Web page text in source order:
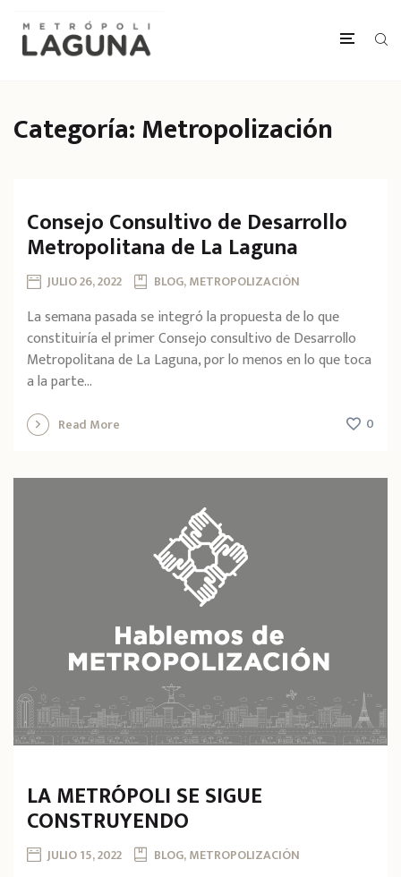
Categoría:Metropolización
Consejo Consultivo de Desarrollo
Metropolitana de La Laguna
JULIO 26, 2022 BLOG, METROPOLIZACIÓN
La semana pasada se integró la propuesta de lo que
constituiría el primer Consejo consultivo de Desarrollo
Metropolitana de La Laguna, por lo menos en lo que toca
a la parte...
Read More 0
LA METRÓPOLI SE SIGUE
CONSTRUYENDO
JULIO 15, 2022 BLOG, METROPOLIZACIÓN